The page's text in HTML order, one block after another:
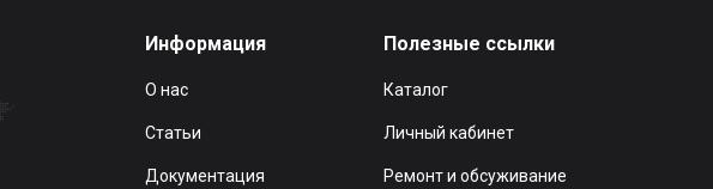
Информация
О нас
Статьи
Документация
Полезные ссылки
Каталог
Личный кабинет
Ремонт и обсуживание